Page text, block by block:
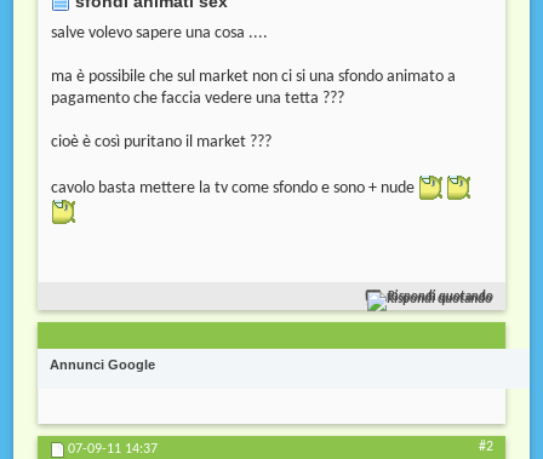
salve volevo sapere una cosa ....
ma è possibile che sul market non ci si una sfondo animato a
pagamento che faccia vedere una tetta ???
cioè è così puritano il market ???
cavolo basta mettere la tv come sfondo e sono + nude
Rispondi quotando
Annunci Google
07-09-11 14:37 #2